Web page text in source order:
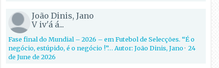
João Dinis, Jano
V iv'á á...
Fase final do Mundial – 2026 – em Futebol de Selecções. “É o
negócio, estúpido, é o negócio !”… Autor: João Dinis, Jano·24
de June de 2026